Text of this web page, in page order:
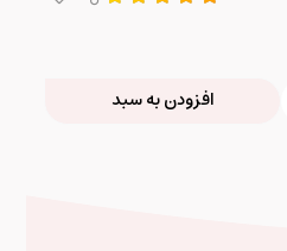
افزودن به سبد